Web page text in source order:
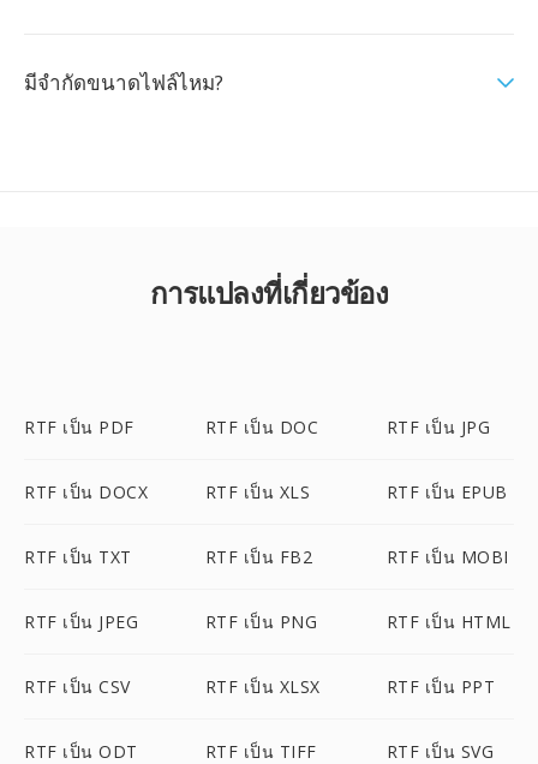
มีจำกัดขนาดไฟล์ไหม?
การแปลงที่เกี่ยวข้อง
RTF เป็น PDF RTF เป็น DOC RTF เป็น JPG
RTF เป็น DOCX RTF เป็น XLS RTF เป็น EPUB
RTF เป็น TXT RTF เป็น FB2 RTF เป็น MOBI
RTF เป็น JPEG RTF เป็น PNG RTF เป็น HTML
RTF เป็น CSV RTF เป็น XLSX RTF เป็น PPT
RTF เป็น ODT RTF เป็น TIFF RTF เป็น SVG